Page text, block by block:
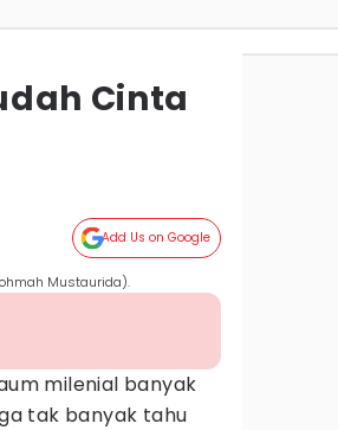
Cinta
Add Us on Google
Mustaurida).
milenial banyak
tak banyak tahu